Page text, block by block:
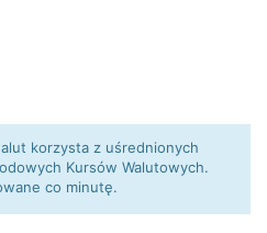
korzysta z uśrednionych
Kursów Walutowych.
co minutę.